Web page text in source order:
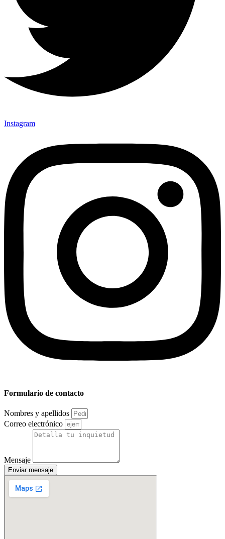
Instagram
Formulario de contacto
Nombres y apellidos
Correo electrónico
Mensaje
Enviar mensaje